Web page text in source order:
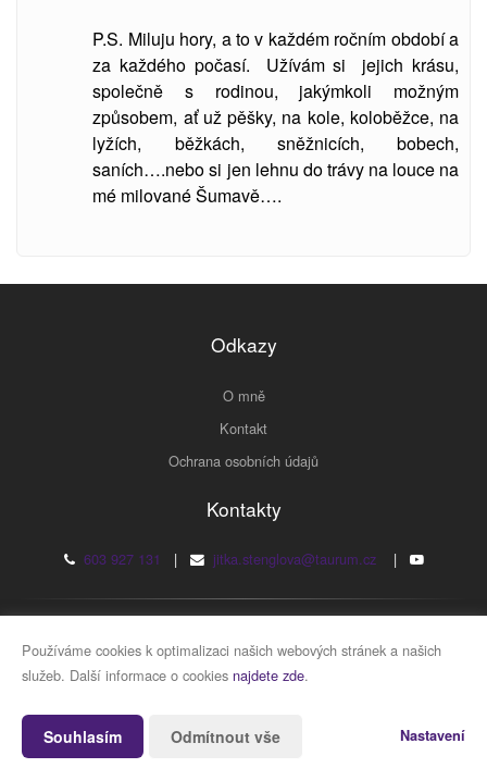
P.S. Miluju hory, a to v každém ročním období a
za každého počasí. Užívám si jejich krásu,
společně s rodinou, jakýmkoli možným
způsobem, ať už pěšky, na kole, koloběžce, na
lyžích, běžkách, sněžnicích, bobech,
saních….nebo si jen lehnu do trávy na louce na
mé milované Šumavě….
Odkazy
O mně
Kontakt
Ochrana osobních údajů
Kontakty
603 927 131 | jitka.stenglova@taurum.cz|
Vytvořeno v systému
2026 © Tomawell s.r.o.
Používáme cookies k optimalizaci našich webových stránek a našich
služeb. Další informace o cookies najdete zde.
Souhlasím Odmítnout vše Nastavení